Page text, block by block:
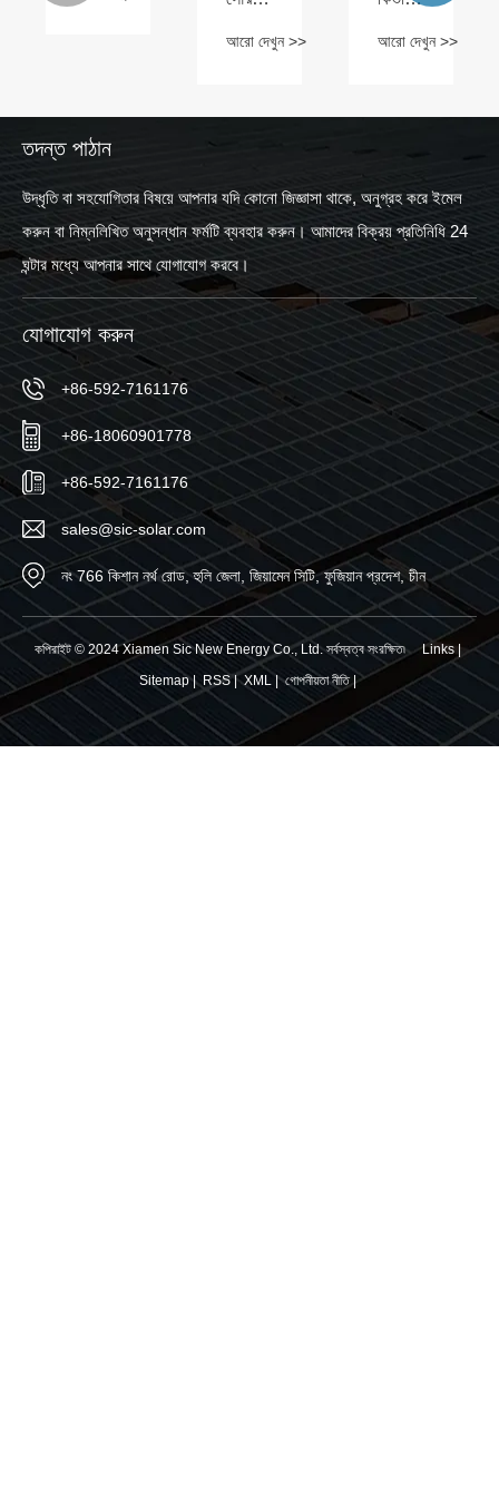
সালে
সর্বশেষ
ক্যাপ
আরো দেখুন >>
ছাড়া
সৌর
করবেন?
আরো দেখুন >>
তদন্ত পাঠান
উদ্ধৃতি বা সহযোগিতার বিষয়ে আপনার যদি কোনো জিজ্ঞাসা থাকে, অনুগ্রহ করে ইমেল
করুন বা নিম্নলিখিত অনুসন্ধান ফর্মটি ব্যবহার করুন। আমাদের বিক্রয় প্রতিনিধি 24
ঘন্টার মধ্যে আপনার সাথে যোগাযোগ করবে।
যোগাযোগ করুন
+86-592-7161176
+86-18060901778
+86-592-7161176
sales@sic-solar.com
নং 766 কিশান নর্থ রোড, হুলি জেলা, জিয়ামেন সিটি, ফুজিয়ান প্রদেশ, চীন
কপিরাইট © 2024 Xiamen Sic New Energy Co., Ltd. সর্বস্বত্ব সংরক্ষিত৷Links |
Sitemap| RSS|XML|গোপনীয়তা নীতি|